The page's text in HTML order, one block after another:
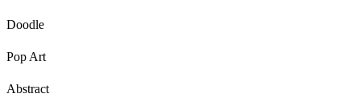
Doodle
Pop Art
Abstract